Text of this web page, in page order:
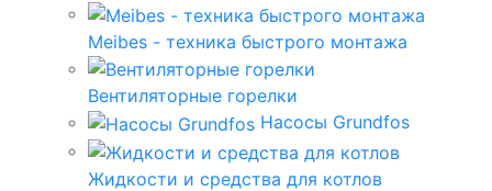
Meibes - техника быстрого монтажа
Вентиляторные горелки
Насосы Grundfos
Жидкости и средства для котлов